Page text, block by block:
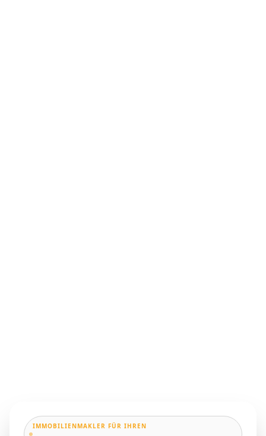
IMMOBILIENMAKLER FÜR IHREN